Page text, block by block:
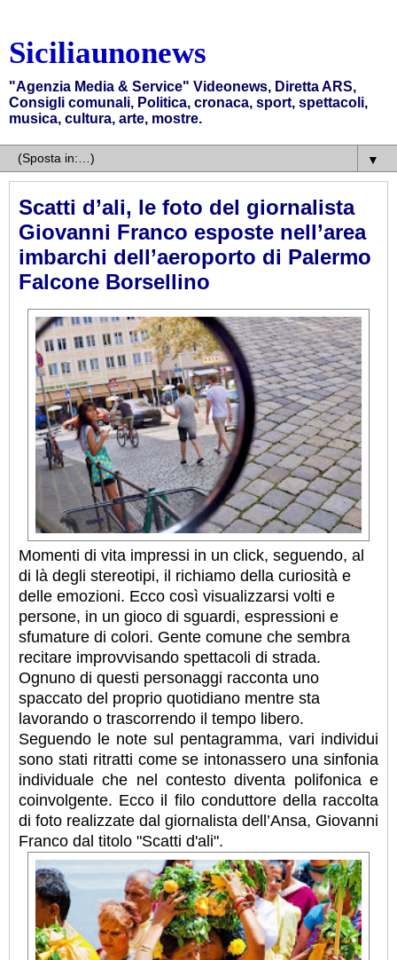
Siciliaunonews
"Agenzia Media & Service" Videonews, Diretta ARS,
Consigli comunali, Politica, cronaca, sport, spettacoli,
musica, cultura, arte, mostre.
▼
Scatti d’ali, le foto del giornalista
Giovanni Franco esposte nell’area
imbarchi dell’aeroporto di Palermo
Falcone Borsellino
Momenti di vita impressi in un click, seguendo, al
di là degli stereotipi, il richiamo della curiosità e
delle emozioni. Ecco così visualizzarsi volti e
persone, in un gioco di sguardi, espressioni e
sfumature di colori. Gente comune che sembra
recitare improvvisando spettacoli di strada.
Ognuno di questi personaggi racconta uno
spaccato del proprio quotidiano mentre sta
lavorando o trascorrendo il tempo libero.
Seguendo le note sul pentagramma, vari individui
sono stati ritratti come se intonassero una sinfonia
individuale che nel contesto diventa polifonica e
coinvolgente. Ecco il filo conduttore della raccolta
di foto realizzate dal giornalista dell’Ansa, Giovanni
Franco dal titolo "Scatti d'ali".